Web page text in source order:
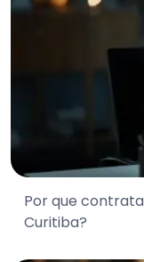
Por que
Curitiba?